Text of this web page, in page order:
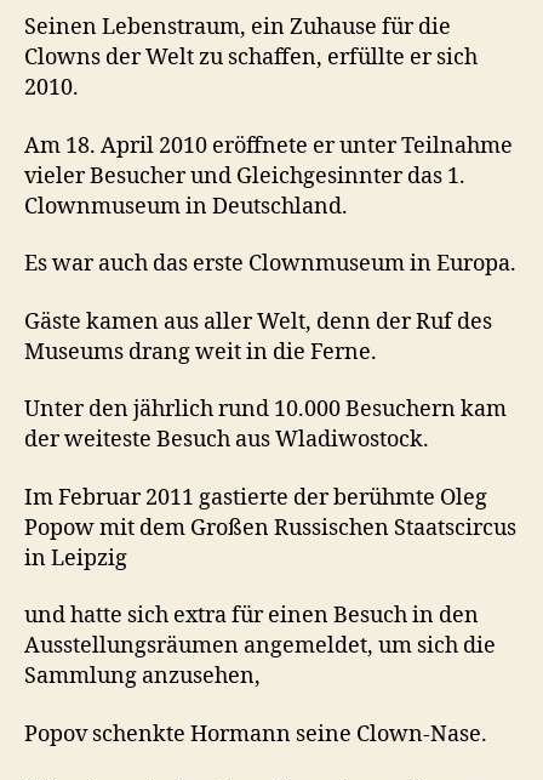
Seinen Lebenstraum, ein Zuhause für die
Clowns der Welt zu schaffen, erfüllte er sich
2010.
Am 18. April 2010 eröffnete er unter Teilnahme
vieler Besucher und Gleichgesinnter das 1.
Clownmuseum in Deutschland.
Es war auch das erste Clownmuseum in Europa.
Gäste kamen aus aller Welt, denn der Ruf des
Museums drang weit in die Ferne.
Unter den jährlich rund 10.000 Besuchern kam
der weiteste Besuch aus Wladiwostock.
Im Februar 2011 gastierte der berühmte Oleg
Popow mit dem Großen Russischen Staatscircus
in Leipzig
und hatte sich extra für einen Besuch in den
Ausstellungsräumen angemeldet, um sich die
Sammlung anzusehen,
Popov schenkte Hormann seine Clown-Nase.